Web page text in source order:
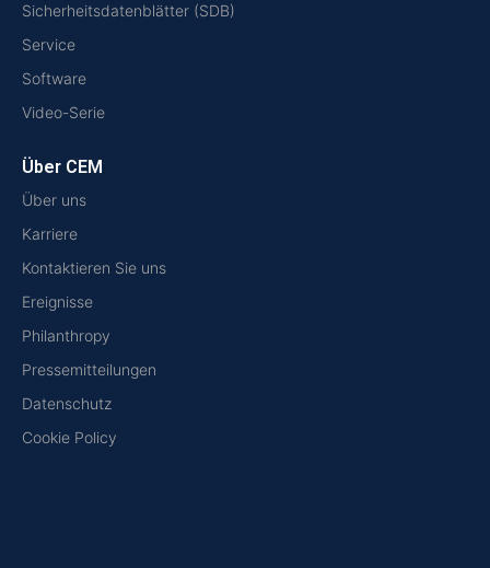
Sicherheitsdatenblätter (SDB)
Service
Software
Video-Serie
Über CEM
Über uns
Karriere
Kontaktieren Sie uns
Ereignisse
Philanthropy
Pressemitteilungen
Datenschutz
Cookie Policy